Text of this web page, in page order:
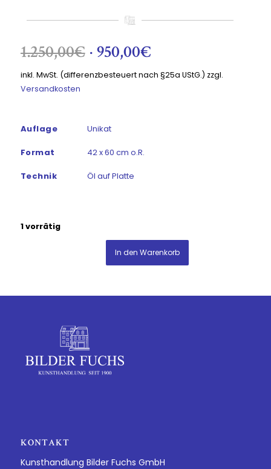
1.250,00€ Ursprünglicher
Preis
war:
950,00€Aktueller
Preis
ist:
inkl. MwSt. (differenzbesteuert nach §25a UStG.) zzgl.
Versandkosten
Auflage Unikat
Format 42 x 60 cm o.R.
Technik Öl auf Platte
1 vorrätig
In den Warenkorb
KONTAKT
Kunsthandlung Bilder Fuchs GmbH